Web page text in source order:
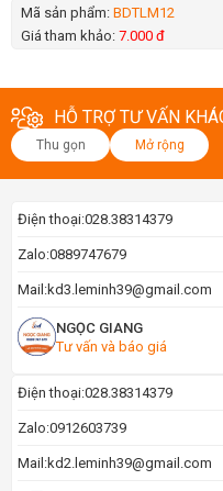
Mã sản phẩm: BDTLM12
Giá tham khảo: 7.000 đ
HỖ TRỢ TƯ VẤN
Thu gọn Mở rộng
Điện thoại:028.38314379
Zalo:0889747679
Mail:kd3.leminh39@gmail.com
NGỌC GIANG
Tư vấn và báo giá
Điện thoại:028.38314379
Zalo:0912603739
Mail:kd2.leminh39@gmail.com